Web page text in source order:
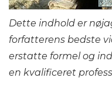
Dette indhold er
forfatterens bedste
erstatte formel og
en kvalificeret